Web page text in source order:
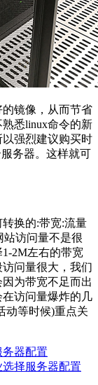
镜像，从而节省
悉linux命令的新
强烈建议购买时
务器。这样就可
换的:带宽:流量
站访问量不是很
2M左右的带宽
问量很大，我们
为带宽不足而出
访问量爆炸的几
动等时候)重点关
器配置
择服务器配置